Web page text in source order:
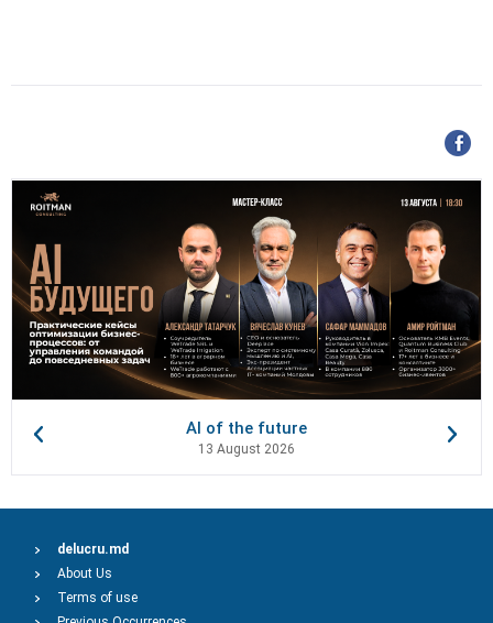
AI of the future
13 August 2026
delucru.md
About Us
Terms of use